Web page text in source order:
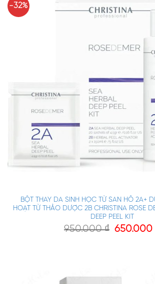
-32%
BỘT THAY DA SINH HỌC TỪ SAN HÔ 2A+
HOẠT TỪ THẢO DƯỢC 2B CHRISTINA ROSE
DEEP PEEL KIT
950.000₫ 650.000